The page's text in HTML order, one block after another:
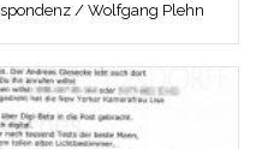
/ Wolfgang Plehn